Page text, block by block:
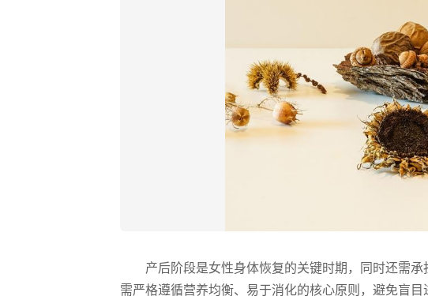
产后阶段是女性身体恢复的关键时期，同时还需
需严格遵循营养均衡、易于消化的核心原则，避免盲